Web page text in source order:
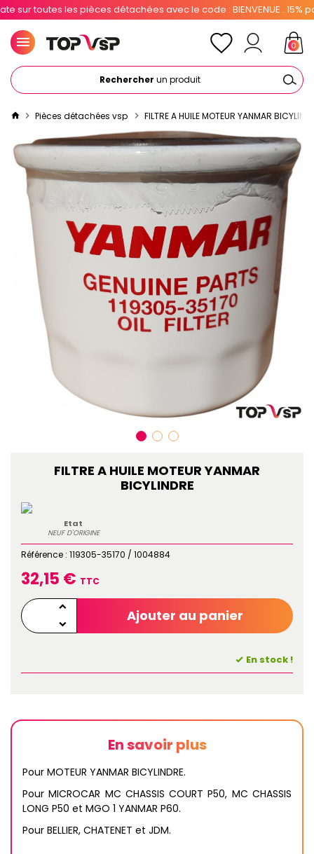
toutes les pièces détachées avec le code : BIENVENUE . 15% pour
Rechercher un produit
0
Pièces détachées vsp FILTRE A HUILE MOTEUR YANMAR
FILTRE A HUILE MOTEUR YANMAR
BICYLINDRE
Etat
NEUF D'ORIGINE
Référence : 119305-35170 / 1004884
32,15 € TTC
Ajouter au panier
En stock !
En savoir plus
Pour MOTEUR YANMAR BICYLINDRE.
Pour MICROCAR MC CHASSIS COURT P50, MC CHASSIS
LONG P50 et MGO 1 YANMAR P60.
Pour BELLIER, CHATENET et JDM.